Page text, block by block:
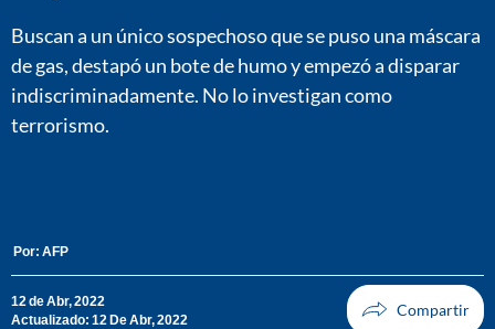
Buscan a un único sospechoso que se puso una máscara
de gas, destapó un bote de humo y empezó a disparar
indiscriminadamente. No lo investigan como
terrorismo.
Por: AFP
12 de Abr, 2022
Actualizado: 12 De Abr, 2022